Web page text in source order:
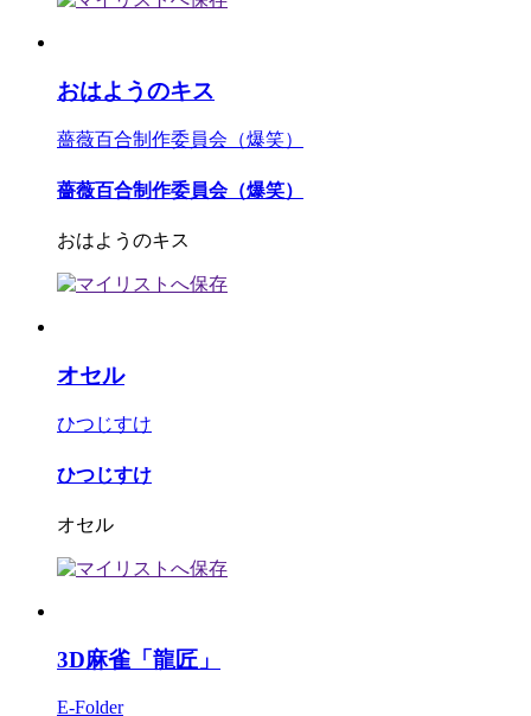
おはようのキス
薔薇百合制作委員会（爆笑）
薔薇百合制作委員会（爆笑）
おはようのキス
オセル
ひつじすけ
ひつじすけ
オセル
3D麻雀「龍匠」
E-Folder